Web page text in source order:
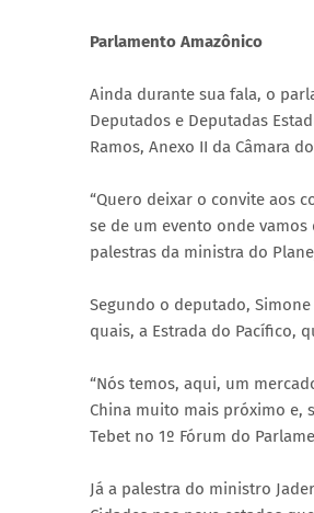
Parlamento Amazônico
Ainda durante sua fala, o
Deputados e Deputadas
Ramos, Anexo II da Câmara
“Quero deixar o convite aos
se de um evento onde
palestras da ministra do
Segundo o deputado,
quais, a Estrada do Pacífico,
“Nós temos, aqui, um
China muito mais próximo e,
Tebet no 1º Fórum do
Já a palestra do ministro